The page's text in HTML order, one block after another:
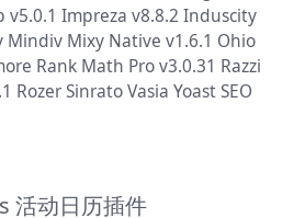
v5.0.1 Impreza v8.8.2 Induscity
Mindiv Mixy Native v1.6.1 Ohio
Rank Math Pro v3.0.31 Razzi
RozerSinratoVasia Yoast SEO
活动日历插件